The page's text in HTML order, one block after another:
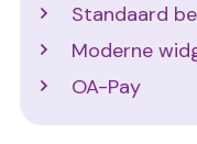
Standaard
Moderne
OA-Pay